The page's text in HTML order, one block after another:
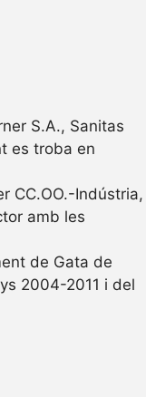
S.A., Sanitas
es troba en
CC.OO.-Indústria,
amb les
de Gata de
2004-2011 i del